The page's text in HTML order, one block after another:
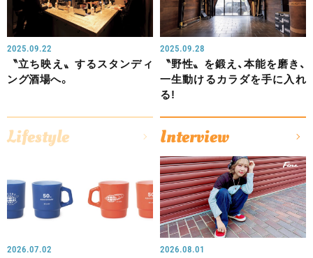
2025.09.22
〝立ち映え〟するスタンディ
ング酒場へ。
2025.09.28
〝野性〟を鍛え、本能を磨き、
一生動けるカラダを手に入れ
る!
Lifestyle
2026.07.02
Interview
2026.08.01